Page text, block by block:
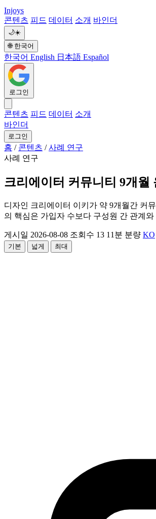
Injoys
콘텐츠 피드 데이터 소개 바인더
🌙☀️
🌐 한국어
한국어 English 日本語 Español
로그인
콘텐츠 피드 데이터 소개
바인더
로그인
홈 / 콘텐츠 / 사례 연구
사례 연구
크리에이터 커뮤니티 9개월
디자인 크리에이터 이키가 약 9개월간 커
의 핵심은 가입자 수보다 구성원 간 관계
게시일 2026-08-08 조회수 13 11분 분량 KO
기본 넓게 최대